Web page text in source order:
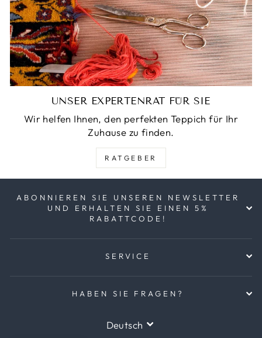
UNSER EXPERTENRAT FÜR SIE
Wir helfen Ihnen, den perfekten Teppich für Ihr
Zuhause zu finden.
RATGEBER
ABONNIEREN SIE UNSEREN NEWSLETTER
UND ERHALTEN SIE EINEN 5%
RABATTCODE!
SERVICE
HABEN SIE FRAGEN?
SPRACHE
Deutsch